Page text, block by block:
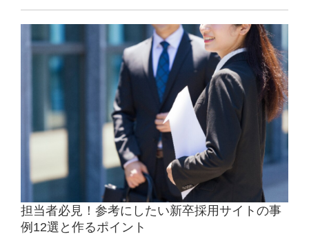
担当者必見！参考にしたい新卒採用サイトの事
例12選と作るポイント